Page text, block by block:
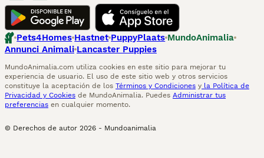
Pets4Homes Hastnet PuppyPlaats MundoAnimalia
Annunci Animali Lancaster Puppies
MundoAnimalia.com utiliza cookies en este sitio para mejorar tu
experiencia de usuario. El uso de este sitio web y otros servicios
constituye la aceptación de los Términos y Condiciones y la Política de
Privacidad y Cookies de MundoAnimalia. Puedes Administrar tus
preferencias en cualquier momento.
© Derechos de autor 2026 - Mundoanimalia